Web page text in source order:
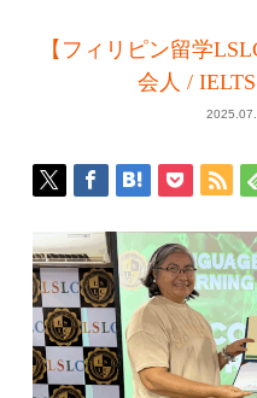
【フィリピン留学
会人 /